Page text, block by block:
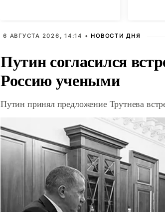
6 АВГУСТА 2026, 14:14 • НОВОСТИ ДНЯ
Путин согласился
Россию учеными
Путин принял предложение Трутнева